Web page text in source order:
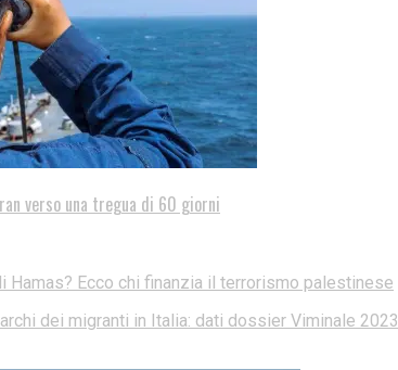
verso una tregua di 60 giorni
Hamas? Ecco chi finanzia il terrorismo palestinese
dei migranti in Italia: dati dossier Viminale 2023